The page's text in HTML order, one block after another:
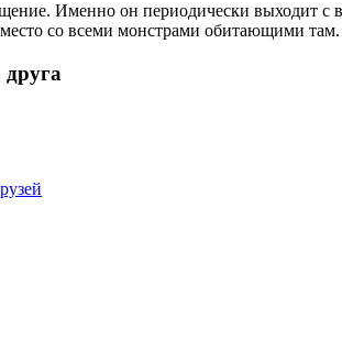
Именно он периодически выходит с
со всеми монстрами обитающими там.